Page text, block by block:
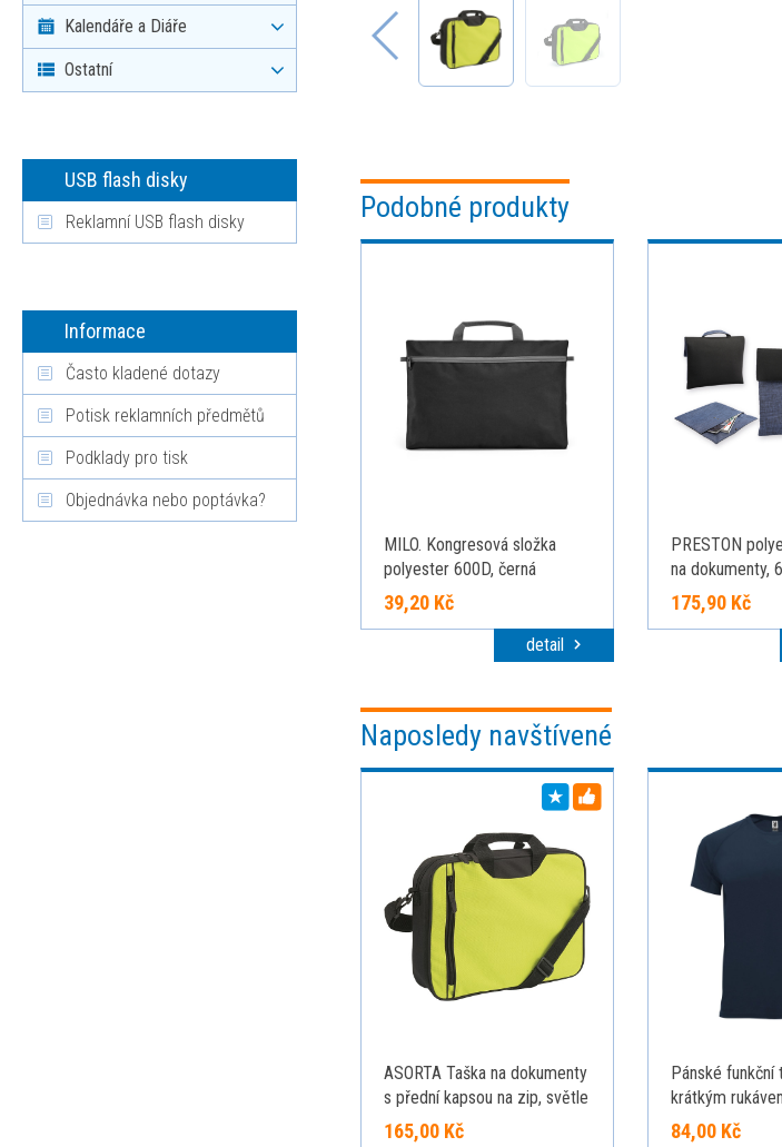
Kalendáře a Diáře
Ostatní
USB flash disky
Reklamní USB flash disky
Informace
Často kladené dotazy
Potisk reklamních předmětů
Podklady pro tisk
Objednávka nebo poptávka?
Podobné produkty
MILO. Kongresová složka
polyester 600D, černá
39,20 Kč
detail
PRESTON
na dokumenty,
Modrý melír
175,90 Kč
Naposledy navštívené
ASORTA Taška na dokumenty
s přední kapsou na zip, světle
zelená
165,00 Kč
Pánské funkční
krátkým
BAHRAIN, navy,
84,00 Kč